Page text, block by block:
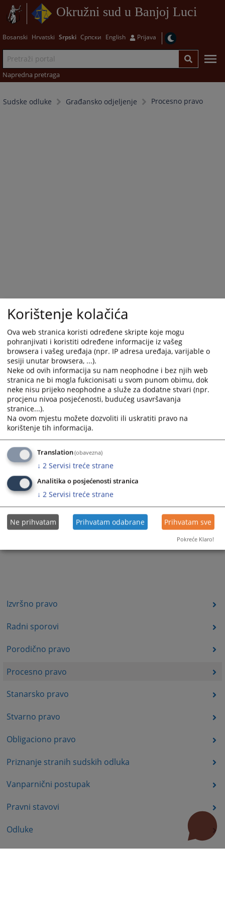
Okružni sud u Banjoj Luci
Bosanski Hrvatski Srpski Српски English Prijava
Napredna pretraga
Sudske odluke Građansko odjeljenje Procesno pravo
Izvršno pravo
Radni sporovi
Porodično pravo
Procesno pravo
Stanarsko pravo
Stvarno pravo
Obligaciono pravo
Priznanje stranih sudskih odluka
Vanparnični postupak
Pravni stavovi
Odluke
Trenutno nema vijesti
Korištenje kolačića
Ova web stranica koristi određene skripte koje mogu
pohranjivati i koristiti određene informacije iz vašeg
browsera i vašeg uređaja (npr. IP adresa uređaja, varijable o
sesiji unutar browsera, ...).
Neke od ovih informacija su nam neophodne i bez njih web
stranica ne bi mogla fukcionisati u svom punom obimu, dok
neke nisu prijeko neophodne a služe za dodatne stvari (npr.
procjenu nivoa posjećenosti, budućeg usavršavanja
stranice...).
Na ovom mjestu možete dozvoliti ili uskratiti pravo na
korištenje tih informacija.
Translation(obavezna)
↓ 2 Servisi treće strane
Analitika o posjećenosti stranica
↓ 2 Servisi treće strane
Ne prihvatam Prihvatam odabrane Prihvatam sve
Pokreće Klaro!